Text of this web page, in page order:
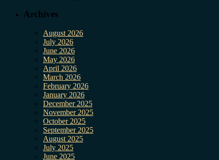
Archives
August 2026
July 2026
June 2026
May 2026
April 2026
March 2026
February 2026
January 2026
December 2025
November 2025
October 2025
September 2025
August 2025
July 2025
June 2025